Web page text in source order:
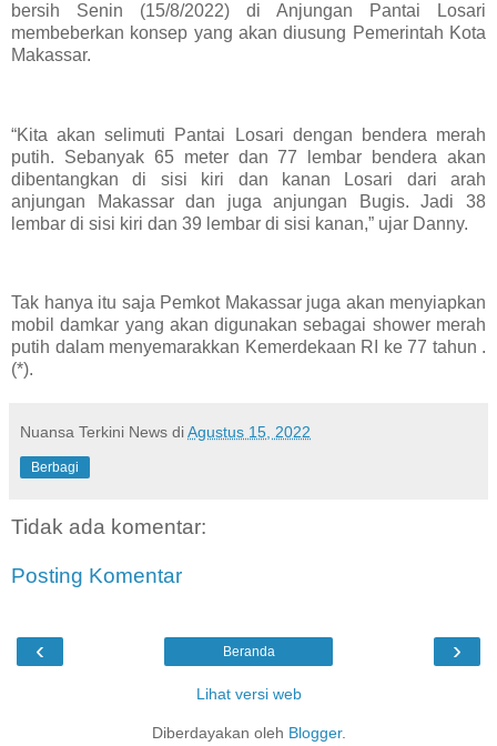
bersih Senin (15/8/2022) di Anjungan Pantai Losari
membeberkan konsep yang akan diusung Pemerintah Kota
Makassar.
“Kita akan selimuti Pantai Losari dengan bendera merah
putih. Sebanyak 65 meter dan 77 lembar bendera akan
dibentangkan di sisi kiri dan kanan Losari dari arah
anjungan Makassar dan juga anjungan Bugis. Jadi 38
lembar di sisi kiri dan 39 lembar di sisi kanan,” ujar Danny.
Tak hanya itu saja Pemkot Makassar juga akan menyiapkan
mobil damkar yang akan digunakan sebagai shower merah
putih dalam menyemarakkan Kemerdekaan RI ke 77 tahun .
(*).
Nuansa Terkini News diAgustus 15, 2022
Berbagi
Tidak ada komentar:
Posting Komentar
‹ ›
Beranda
Lihat versi web
Diberdayakan oleh Blogger.